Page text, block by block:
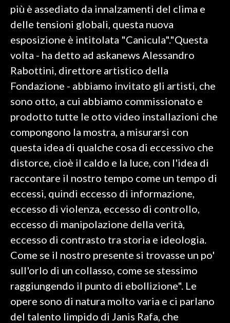
SPETTACOLI
GOSSIP
SALUTE
SARDEGNA TURISMO
SARDI NEL MONDO
NOTIZIE
EVENTI
3 MINUTI CON
INFO AZIENDE
NECROLOGI
PUBBLICITÀ
più è assediato da innalzamenti del clima e
delle tensioni globali, questa nuova
esposizione è intitolata "Canicula"."Questa
volta - ha detto ad askanews Alessandro
Rabottini, direttore artistico della
Fondazione - abbiamo invitato gli artisti, che
sono otto, a cui abbiamo commissionato e
prodotto tutte le otto video installazioni che
compongono la mostra, a misurarsi con
questa idea di qualche cosa di eccessivo che
distorce, cioè il caldo e la luce, con l'idea di
raccontare il nostro tempo come un tempo di
eccessi, quindi eccesso di informazione,
eccesso di violenza, eccesso di controllo,
eccesso di manipolazione della verità,
eccesso di contrasto tra storia e ideologia.
Come se il nostro presente si trovasse un po'
sull'orlo di un collasso, come se stessimo
raggiungendo il punto di ebollizione". Le
opere sono di natura molto varia e ci parlano
del talento limpido di Janis Rafa, che